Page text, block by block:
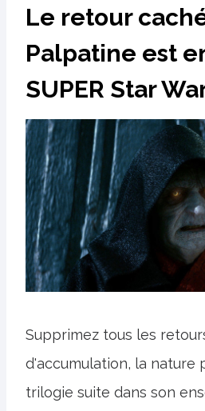
Le retour
Palpatine est
SUPER Star
Supprimez tous les
d'accumulation, la nature
trilogie suite dans son